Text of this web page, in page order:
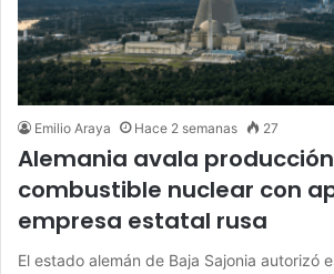
Emilio Araya Hace 2 semanas 27
Alemania avala
combustible nuclear con
empresa estatal rusa
El estado alemán de Baja Sajonia autorizó